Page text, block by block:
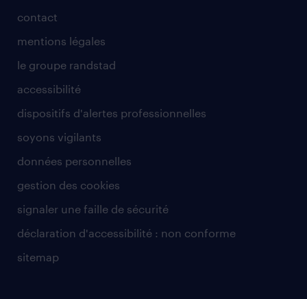
contact
mentions légales
le groupe randstad
accessibilité
dispositifs d'alertes professionnelles
soyons vigilants
données personnelles
gestion des cookies
signaler une faille de sécurité
déclaration d'accessibilité : non conforme
sitemap